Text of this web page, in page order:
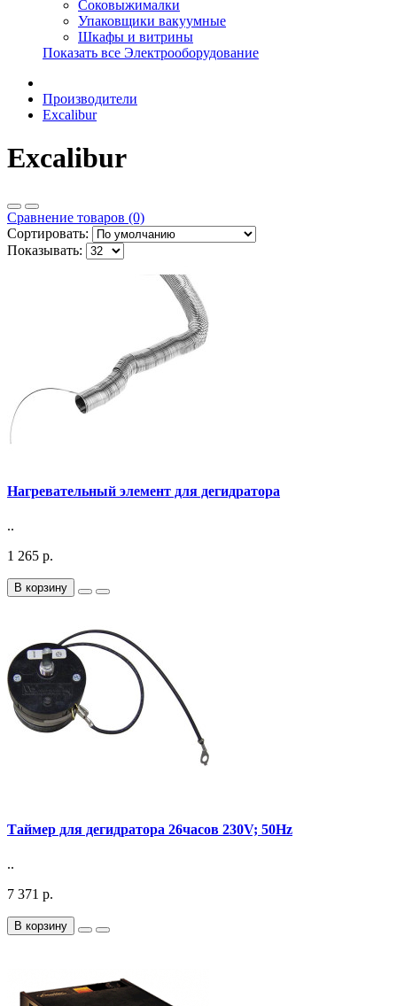
Соковыжималки
Упаковщики вакуумные
Шкафы и витрины
Показать все Электрооборудование
Производители
Excalibur
Excalibur
Сравнение товаров (0)
Сортировать:
Показывать:
Нагревательный элемент для дегидратора
..
1 265 р.
В корзину
Таймер для дегидратора 26часов 230V; 50Hz
..
7 371 р.
В корзину